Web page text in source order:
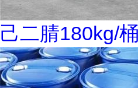
己二腈180kg/